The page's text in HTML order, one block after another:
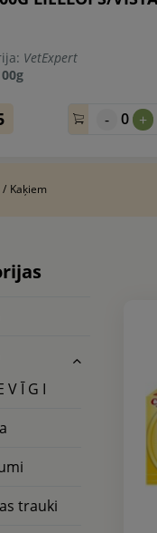
VetExpert
- 0 +
/ Kaķiem
V Ī G I
trauki